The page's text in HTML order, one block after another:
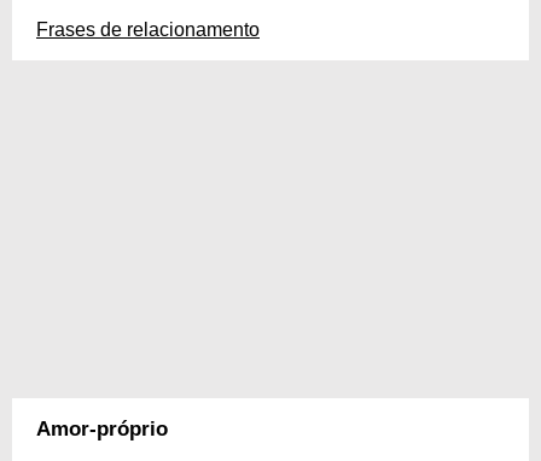
Frases de relacionamento
Amor-próprio